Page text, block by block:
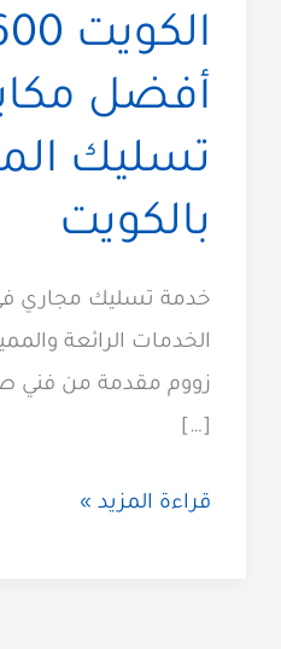
أفضل
تسليك
بالكويت
خدمة تسليك مجاري
الخدمات الرائعة
زووم مقدمة من فني
[…]
تسليك
قراءة المزيد »